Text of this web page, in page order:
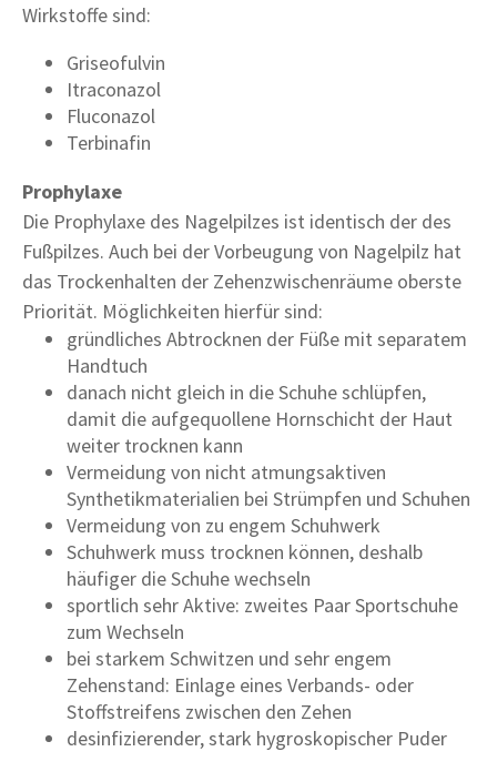
Wirkstoffe sind:
Griseofulvin
Itraconazol
Fluconazol
Terbinafin
Prophylaxe
Die Prophylaxe des Nagelpilzes ist identisch der des
Fußpilzes. Auch bei der Vorbeugung von Nagelpilz hat
das Trockenhalten der Zehenzwischenräume oberste
Priorität. Möglichkeiten hierfür sind:
gründliches Abtrocknen der Füße mit separatem
Handtuch
danach nicht gleich in die Schuhe schlüpfen,
damit die aufgequollene Hornschicht der Haut
weiter trocknen kann
Vermeidung von nicht atmungsaktiven
Synthetikmaterialien bei Strümpfen und Schuhen
Vermeidung von zu engem Schuhwerk
Schuhwerk muss trocknen können, deshalb
häufiger die Schuhe wechseln
sportlich sehr Aktive: zweites Paar Sportschuhe
zum Wechseln
bei starkem Schwitzen und sehr engem
Zehenstand: Einlage eines Verbands- oder
Stoffstreifens zwischen den Zehen
desinfizierender, stark hygroskopischer Puder